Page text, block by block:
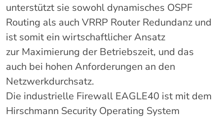
unterstützt sie sowohl dynamisches OSPF
Routing als auch VRRP Router Redundanz und
ist somit ein wirtschaftlicher Ansatz
zur Maximierung der Betriebszeit, und das
auch bei hohen Anforderungen an den
Netzwerkdurchsatz.
Die industrielle Firewall EAGLE40 ist mit dem
Hirschmann Security Operating System